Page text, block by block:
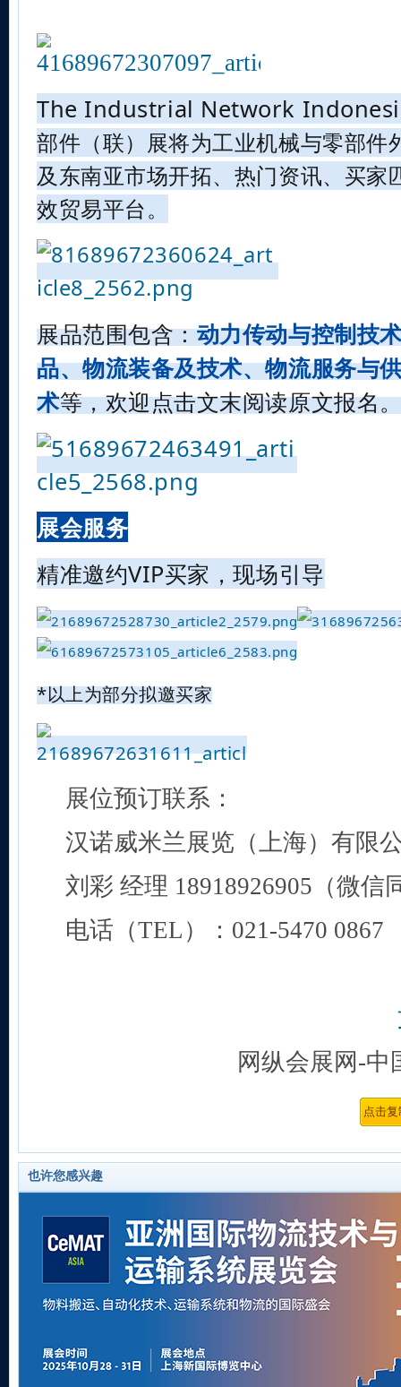
The Industrial Network
部件（联）展将为工业机械与零部件
及东南亚市场开拓、热门资讯、买家
效贸易平台。
展品范围包含：动力传动与控制技
品、物流装备及技术、物流服务与
术等，欢迎点击文末阅读原文报名
展会服务
精准邀约VIP买家，现场引导
*以上为部分拟邀买家
展位预订联系：
汉诺威米兰展览（上海）有限
刘彩 经理 18918926905（微信
电话（TEL）：021-5470 0867
网纵会展网-中
也许您感兴趣